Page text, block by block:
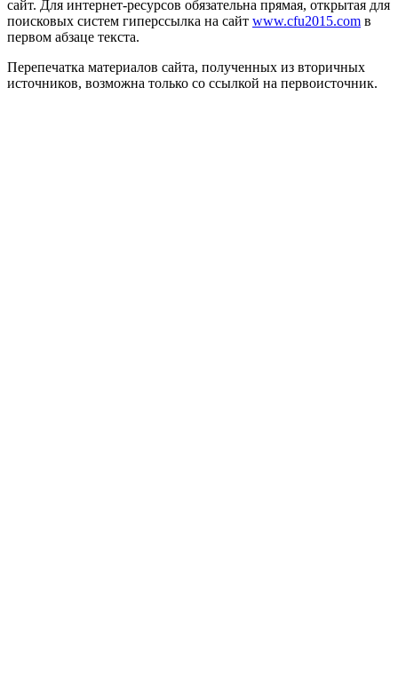
сайт. Для интернет-ресурсов обязательна прямая, открытая для
поисковых систем гиперссылка на сайт www.cfu2015.com в
первом абзаце текста.
Перепечатка материалов сайта, полученных из вторичных
источников, возможна только со ссылкой на первоисточник.